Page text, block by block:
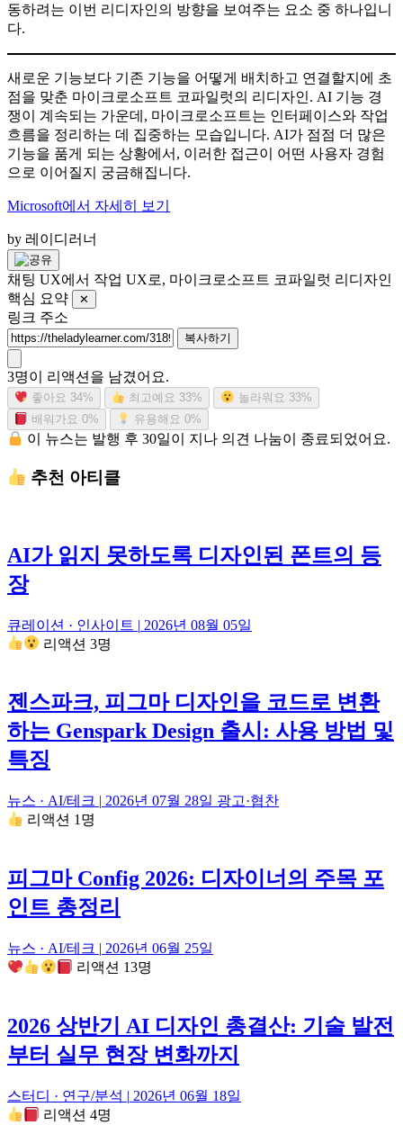
동하려는 이번 리디자인의 방향을 보여주는 요소 중 하나입니
다.
새로운 기능보다 기존 기능을 어떻게 배치하고 연결할지에 초
점을 맞춘 마이크로소프트 코파일럿의 리디자인. AI 기능 경
쟁이 계속되는 가운데, 마이크로소프트는 인터페이스와 작업
흐름을 정리하는 데 집중하는 모습입니다. AI가 점점 더 많은
기능을 품게 되는 상황에서, 이러한 접근이 어떤 사용자 경험
으로 이어질지 궁금해집니다.
Microsoft에서 자세히 보기
by 레이디러너
채팅 UX에서 작업 UX로, 마이크로소프트 코파일럿 리디자인
핵심 요약
✕
링크 주소
복사하기
3명이 리액션을 남겼어요.
좋아요 34% 최고예요 33% 놀라워요 33%
배워가요 0% 유용해요 0%
이 뉴스는 발행 후 30일이 지나 의견 나눔이 종료되었어요.
추천 아티클
AI가 읽지 못하도록 디자인된 폰트의 등
장
큐레이션 · 인사이트 | 2026년 08월 05일
리액션 3명
젠스파크, 피그마 디자인을 코드로 변환
하는 Genspark Design 출시: 사용 방법 및
특징
뉴스 · AI/테크 | 2026년 07월 28일 광고·협찬
리액션 1명
피그마 Config 2026: 디자이너의 주목 포
인트 총정리
뉴스 · AI/테크 | 2026년 06월 25일
리액션 13명
2026 상반기 AI 디자인 총결산: 기술 발전
부터 실무 현장 변화까지
스터디 · 연구/분석 | 2026년 06월 18일
리액션 4명